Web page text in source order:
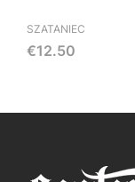
SZATANIEC
Price
€12.50